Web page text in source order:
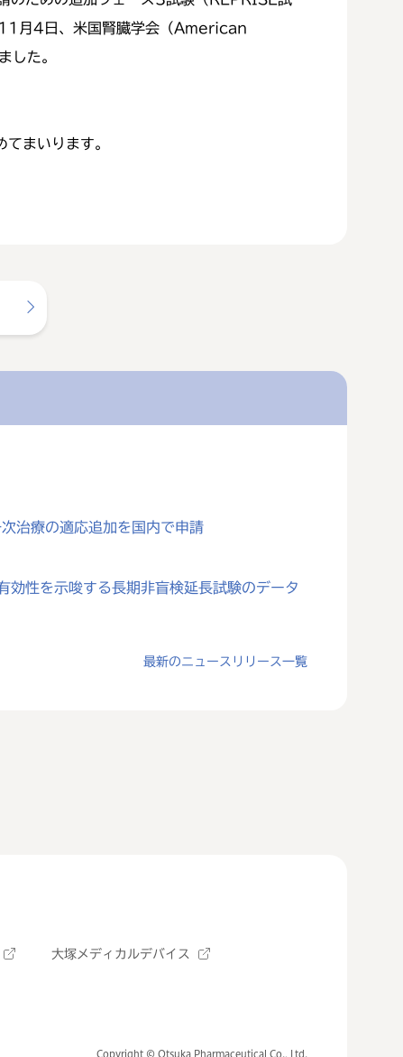
11月4日、米国腎臓学会（American
した。
まいります。
治療の適応追加を国内で申請
性を示唆する長期非盲検延長試験のデータ
最新のニュースリリース一覧
大塚メディカルデバイス